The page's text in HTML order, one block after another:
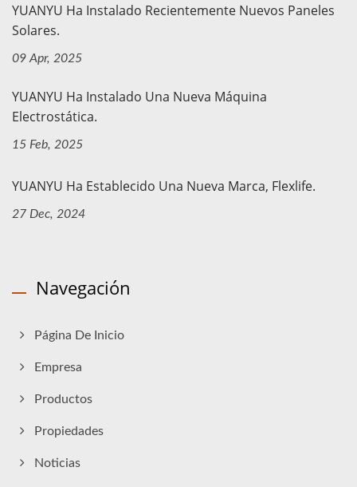
YUANYU Ha Instalado Recientemente Nuevos Paneles
Solares.
09 Apr, 2025
YUANYU Ha Instalado Una Nueva Máquina
Electrostática.
15 Feb, 2025
YUANYU Ha Establecido Una Nueva Marca, Flexlife.
27 Dec, 2024
Navegación
Página De Inicio
Empresa
Productos
Propiedades
Noticias